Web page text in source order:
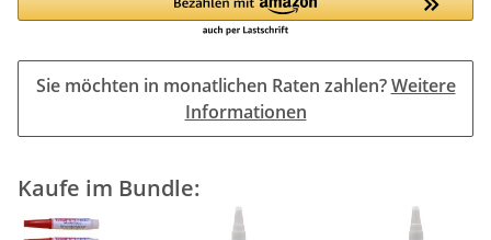
Sie möchten in monatlichen Raten zahlen?Weitere
Informationen
Kaufe im Bundle: